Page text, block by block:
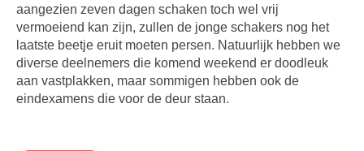
aangezien zeven dagen schaken toch wel vrij
vermoeiend kan zijn, zullen de jonge schakers nog het
laatste beetje eruit moeten persen. Natuurlijk hebben we
diverse deelnemers die komend weekend er doodleuk
aan vastplakken, maar sommigen hebben ook de
eindexamens die voor de deur staan.